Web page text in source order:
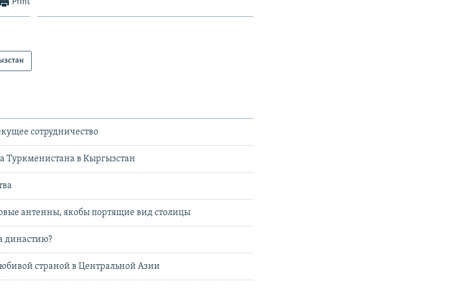
сотрудничество
Туркменистана в Кыргызстан
антенны, якобы портящие вид столицы
династию?
страной в Центральной Азии